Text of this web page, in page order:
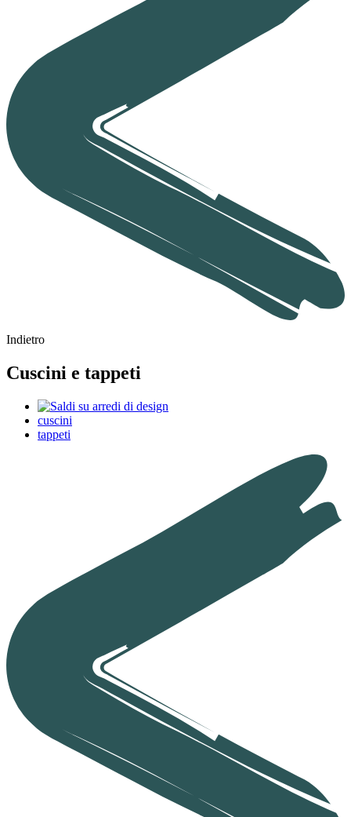
Indietro
Cuscini e tappeti
cuscini
tappeti